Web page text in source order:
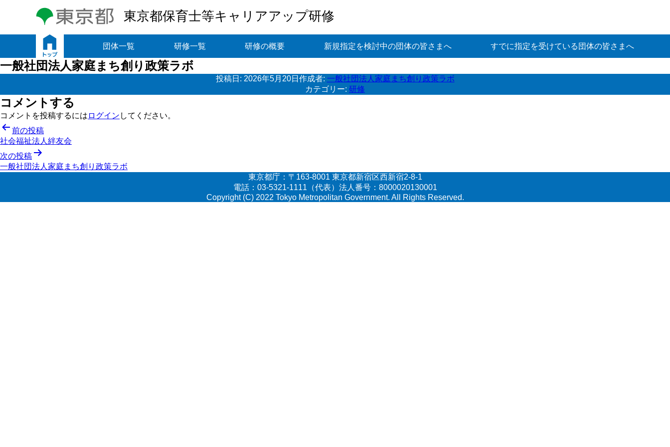
東京都保育士等キャリアアップ研修
団体一覧 研修一覧 研修の概要 新規指定を検討中の団体の皆さまへ すでに指定を受けている団体の皆さまへ
一般社団法人家庭まち創り政策ラボ
投稿日: 2026年5月20日 作成者: 一般社団法人家庭まち創り政策ラボ
カテゴリー: 研修
コメントする
コメントを投稿するには ログイン してください。
投
稿
ナ
ビ
前の投稿
社会福祉法人絆友会
次の投稿
一般社団法人家庭まち創り政策ラボ
東京都庁：〒163-8001 東京都新宿区西新宿2-8-1
電話：03-5321-1111（代表）法人番号：8000020130001
Copyright (C) 2022 Tokyo Metropolitan Government. All Rights Reserved.